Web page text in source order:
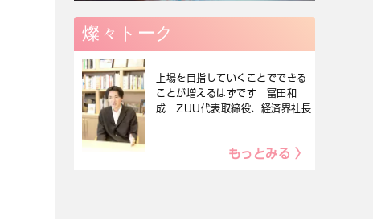
燦々トーク
上場を目指していくことでできる
ことが増えるはずです 冨田和
成 ZUU代表取締役、経済界社長
もっとみる 〉